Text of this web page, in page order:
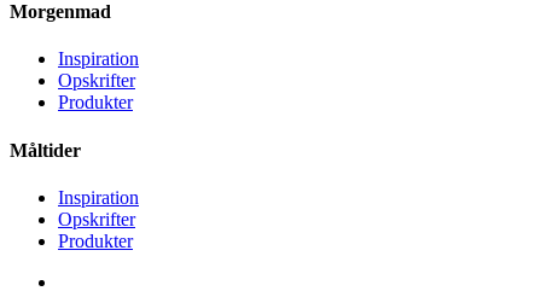
Morgenmad
Inspiration
Opskrifter
Produkter
Måltider
Inspiration
Opskrifter
Produkter